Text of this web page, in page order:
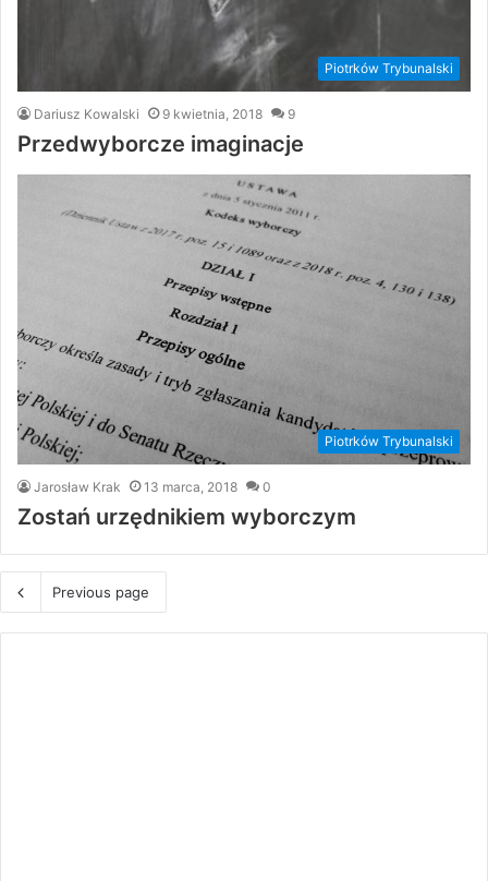
Piotrków Trybunalski
Dariusz Kowalski 9 kwietnia, 2018 9
Przedwyborcze imaginacje
Piotrków Trybunalski
Jarosław Krak 13 marca, 2018 0
Zostań urzędnikiem wyborczym
Previous page